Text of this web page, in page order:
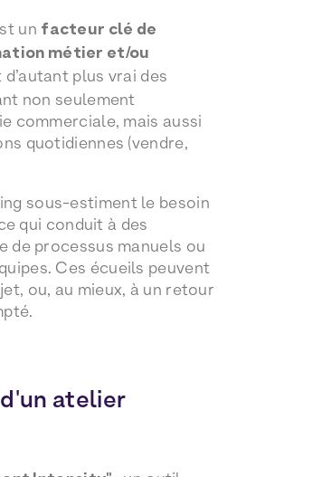
un facteur clé de
métier et/ou
plus vrai des
non seulement
commerciale, mais aussi
quotidiennes (vendre,
sous-estiment le besoin
qui conduit à des
de processus manuels ou
Ces écueils peuvent
ou, au mieux, à un retour
atelier